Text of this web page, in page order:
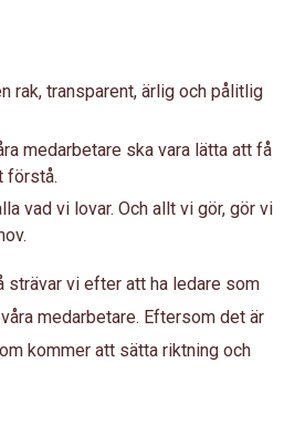
rak, transparent, ärlig och pålitlig
medarbetare ska vara lätta att få
förstå.
vad vi lovar. Och allt vi gör, gör vi
behov.
strävar vi efter att ha ledare som
medarbetare. Eftersom det är
kommer att sätta riktning och